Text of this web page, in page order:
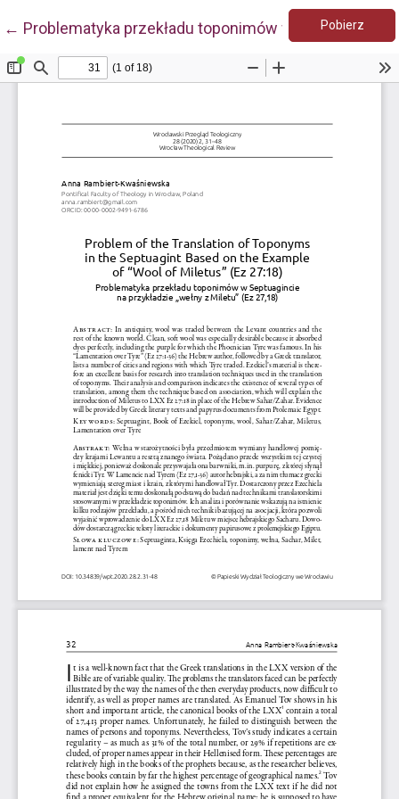
← Wróć do szczegółów artykułu
Problematyka przekładu toponimów w Septuagincie
Pobierz